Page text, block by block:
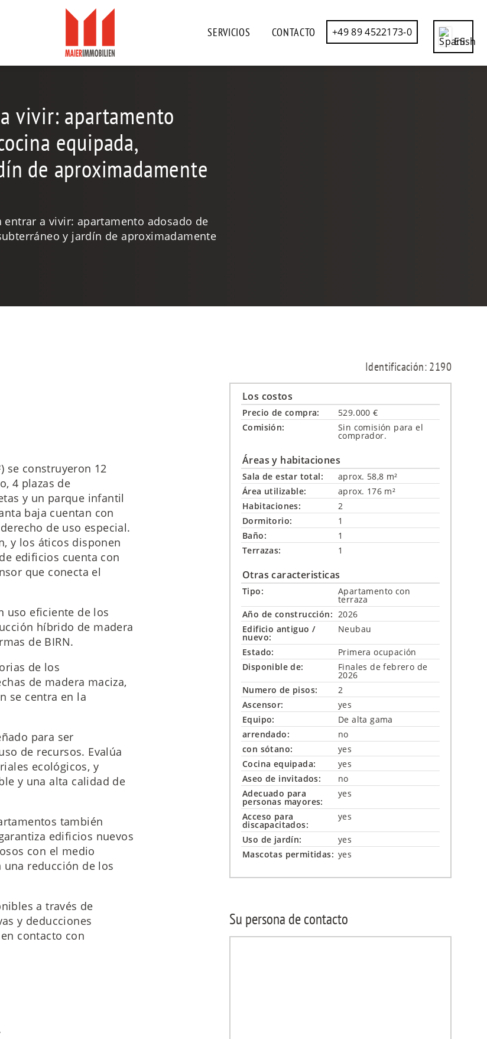
ES
SERVICIOS CONTACTO +49 89 4522173-0
vivir: apartamento
equipada,
de aproximadamente
a vivir: apartamento adosado de
y jardín de aproximadamente
Identificación: 2190
se construyeron 12
4 plazas de
y un parque infantil
baja cuentan con
de uso especial.
y los áticos disponen
edificios cuenta con
que conecta el
uso eficiente de los
híbrido de madera
de BIRN.
de los
de madera maciza,
se centra en la
para ser
de recursos. Evalúa
ecológicos, y
y una alta calidad de
también
edificios nuevos
con el medio
una reducción de los
a través de
y deducciones
contacto con
Los costos
Precio de compra:
529.000 €
Comisión:
Sin comisión para el
comprador.
Áreas y habitaciones
Sala de estar total:
aprox. 58,8 m²
Área utilizable:
aprox. 176 m²
Habitaciones:
2
Dormitorio:
1
Baño:
1
Terrazas:
1
Otras caracteristicas
Tipo: Apartamento con
terraza
Año de construcción: 2026
Edificio antiguo /
nuevo:
Neubau
Estado:
Primera ocupación
Disponible de:
Finales de febrero de
2026
Numero de pisos:
2
Ascensor:
yes
Equipo:
De alta gama
arrendado:
no
con sótano:
yes
Cocina equipada:
yes
Aseo de invitados:
no
Adecuado para
personas mayores:
yes
Acceso para
discapacitados:
yes
Uso de jardín:
yes
Mascotas permitidas: yes
Su persona de contacto